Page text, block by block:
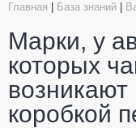
Главная База знаний
Марки, у
которых
коробкой